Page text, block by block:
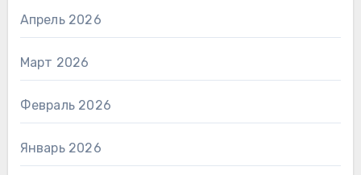
Апрель 2026
Март 2026
Февраль 2026
Январь 2026